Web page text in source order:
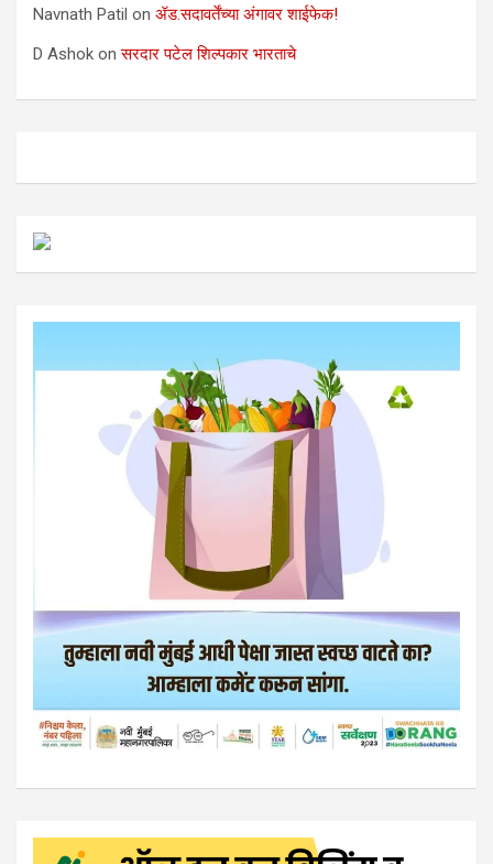
Navnath Patil on ॲड.सदावर्तेंच्या अंगावर शाईफेक!
D Ashok onसरदार पटेल शिल्पकार भारताचे